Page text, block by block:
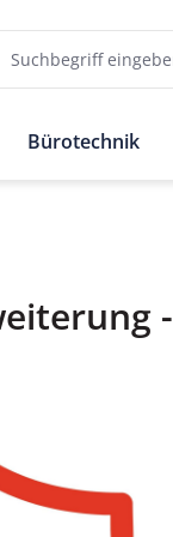
Bürotechnik